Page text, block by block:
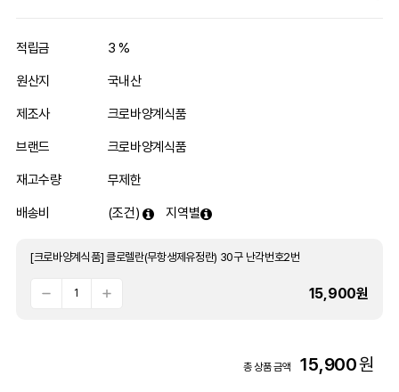
적립금 3 %
원산지 국내산
제조사 크로바양계식품
브랜드 크로바양계식품
재고수량 무제한
배송비 (조건) 지역별
[크로바양계식품] 클로렐란(무항생제유정란) 30구 난각번호2번
15,900원
총 상품 금액 15,900원